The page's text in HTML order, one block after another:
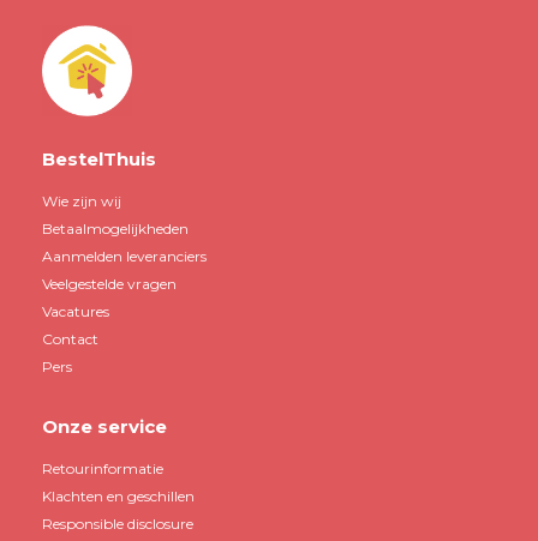
BestelThuis
Wie zijn wij
Betaalmogelijkheden
Aanmelden leveranciers
Veelgestelde vragen
Vacatures
Contact
Pers
Onze service
Retourinformatie
Klachten en geschillen
Responsible disclosure